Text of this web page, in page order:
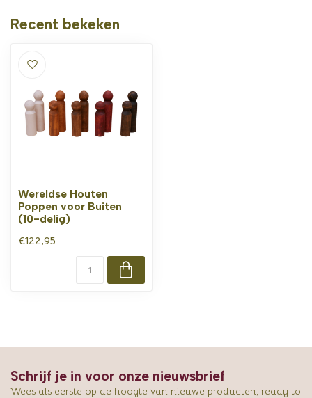
Recent bekeken
Wereldse Houten
Poppen voor Buiten
(10-delig)
€122,95
Schrijf je in voor onze nieuwsbrief
Wees als eerste op de hoogte van nieuwe producten, ready to